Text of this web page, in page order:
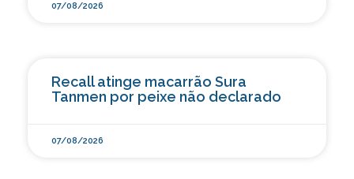
07/08/2026
Recall atinge macarrão Sura
Tanmen por peixe não declarado
07/08/2026